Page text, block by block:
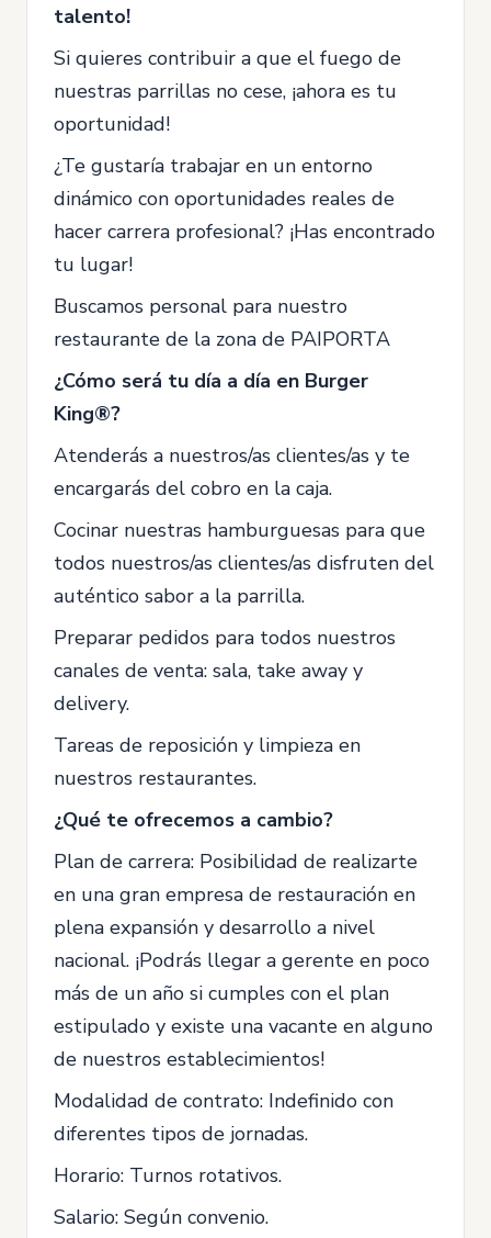
talento!
Si quieres contribuir a que el fuego de
nuestras parrillas no cese, ¡ahora es tu
oportunidad!
¿Te gustaría trabajar en un entorno
dinámico con oportunidades reales de
hacer carrera profesional? ¡Has encontrado
tu lugar!
Buscamos personal para nuestro
restaurante de la zona de PAIPORTA
¿Cómo será tu día a día en Burger
King®?
Atenderás a nuestros/as clientes/as y te
encargarás del cobro en la caja.
Cocinar nuestras hamburguesas para que
todos nuestros/as clientes/as disfruten del
auténtico sabor a la parrilla.
Preparar pedidos para todos nuestros
canales de venta: sala, take away y
delivery.
Tareas de reposición y limpieza en
nuestros restaurantes.
¿Qué te ofrecemos a cambio?
Plan de carrera: Posibilidad de realizarte
en una gran empresa de restauración en
plena expansión y desarrollo a nivel
nacional. ¡Podrás llegar a gerente en poco
más de un año si cumples con el plan
estipulado y existe una vacante en alguno
de nuestros establecimientos!
Modalidad de contrato: Indefinido con
diferentes tipos de jornadas.
Horario: Turnos rotativos.
Salario: Según convenio.